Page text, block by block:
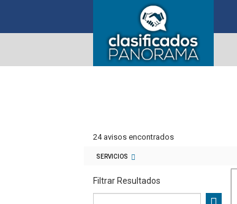
24 avisos encontrados
SERVICIOS
Filtrar Resultados